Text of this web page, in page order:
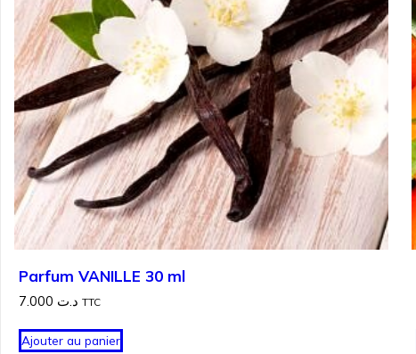
Parfum VANILLE 30 ml
د.ت TTC
Ajouter au panier